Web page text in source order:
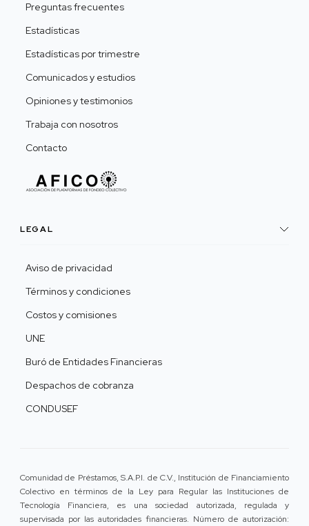
Preguntas frecuentes
Estadísticas
Estadísticas por trimestre
Comunicados y estudios
Opiniones y testimonios
Trabaja con nosotros
Contacto
LEGAL
Aviso de privacidad
Términos y condiciones
Costos y comisiones
UNE
Buró de Entidades Financieras
Despachos de cobranza
CONDUSEF
Comunidad de Préstamos, S.A.P.I. de C.V., Institución de Financiamiento
Colectivo en términos de la Ley para Regular las Instituciones de
Tecnología Financiera, es una sociedad autorizada, regulada y
supervisada por las autoridades financieras. Número de autorización: